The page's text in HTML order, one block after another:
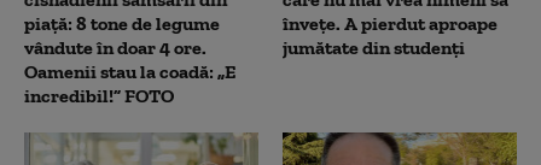
piață: 8 tone de legume
vândute în doar 4 ore.
Oamenii stau la coadă: „E
incredibil!” FOTO
înveţe. A pierdut aproape
jumătate din studenţi